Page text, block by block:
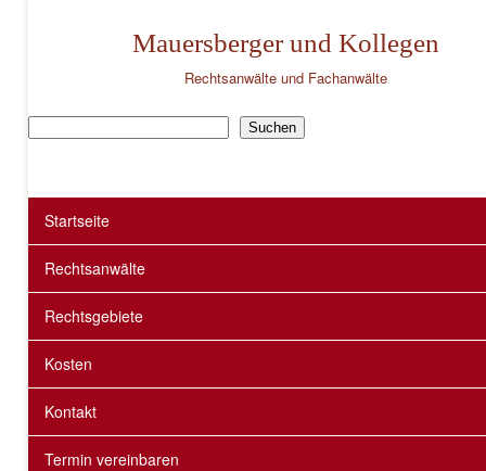
Mauersberger und Kollegen
Rechtsanwälte und Fachanwälte
Suchen
Startseite
Rechtsanwälte
Rechtsgebiete
Kosten
Kontakt
Termin vereinbaren